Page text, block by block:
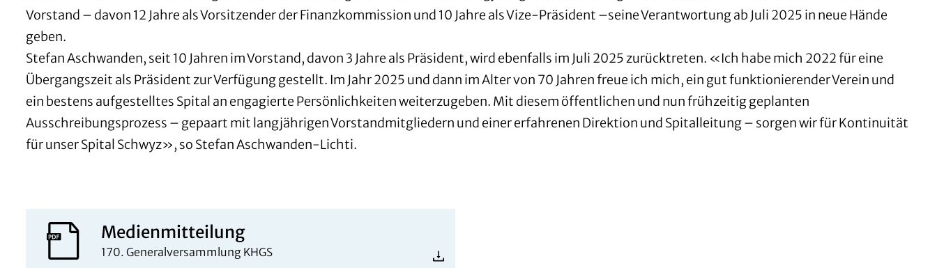
Vorstand – davon 12 Jahre als Vorsitzender der Finanzkommission und 10 Jahre als Vize-Präsident –seine Verantwortung ab Juli 2025 in neue Hände
geben.
Stefan Aschwanden, seit 10 Jahren im Vorstand, davon 3 Jahre als Präsident, wird ebenfalls im Juli 2025 zurücktreten. «Ich habe mich 2022 für eine
Übergangszeit als Präsident zur Verfügung gestellt. Im Jahr 2025 und dann im Alter von 70 Jahren freue ich mich, ein gut funktionierender Verein und
ein bestens aufgestelltes Spital an engagierte Persönlichkeiten weiterzugeben. Mit diesem öffentlichen und nun frühzeitig geplanten
Ausschreibungsprozess – gepaart mit langjährigen Vorstandmitgliedern und einer erfahrenen Direktion und Spitalleitung – sorgen wir für Kontinuität
für unser Spital Schwyz», so Stefan Aschwanden-Lichti.
Medienmitteilung
170. Generalversammlung KHGS